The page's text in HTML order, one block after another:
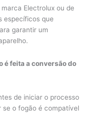
Electrolux ou de
específicos que
garantir um
é feita a conversão do
de iniciar o processo
o fogão é compatível